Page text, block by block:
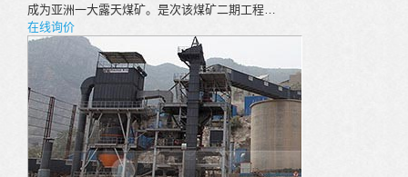
成为亚洲一大露天煤矿。是次该煤矿二期工程…
在线询价